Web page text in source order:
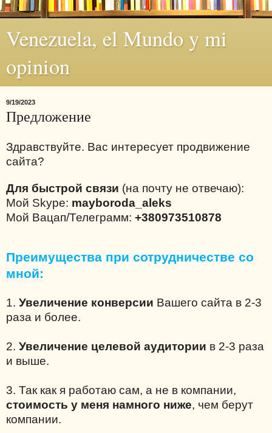
Venezuela, el Mundo y mi
opinion
9/19/2023
Предложение
Здравствуйте. Вас интересует продвижение
сайта?
Для быстрой связи (на почту не отвечаю):
Мой Skype: mayboroda_aleks
Мой Вацап/Телеграмм: +380973510878
Преимущества при сотрудничестве со
мной:
1. Увеличение конверсии Вашего сайта в 2-3
раза и более.
2. Увеличение целевой аудитории в 2-3 раза
и выше.
3. Так как я работаю сам, а не в компании,
стоимость у меня намного ниже, чем берут
компании.